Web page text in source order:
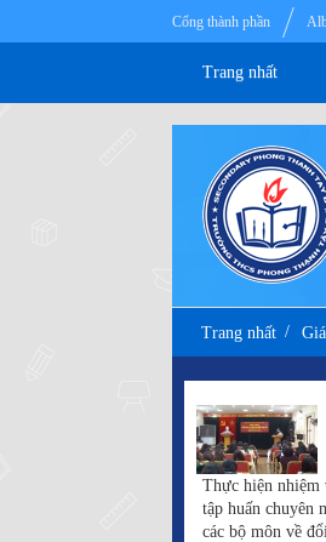
Trang nhất
Cổng thành phần
Trang nhất
Thực hiện
tập huấn chuyên
các bộ môn về